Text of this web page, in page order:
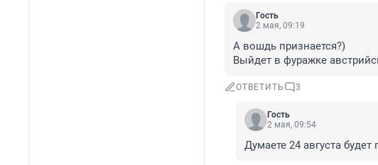
Гость
2 мая, 09:19
А вошдь признается?)
Выйдет в фуражке
ОТВЕТИТЬ 3
Гость
2 мая, 09:54
Думаете 24 августа будет